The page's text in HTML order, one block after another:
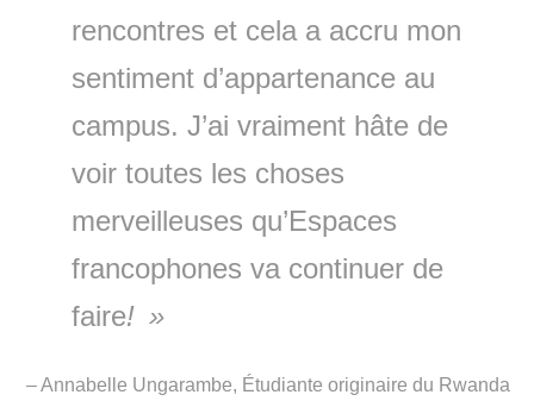
rencontres et cela a accru mon
sentiment d’appartenance au
campus. J’ai vraiment hâte de
voir toutes les choses
merveilleuses qu’Espaces
francophones va continuer de
faire! »
– Annabelle Ungarambe, Étudiante originaire du Rwanda